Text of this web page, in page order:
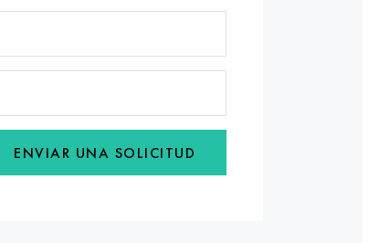
ENVIAR UNA SOLICITUD